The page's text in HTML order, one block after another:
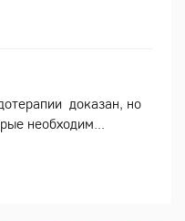
доказан, но
необходим...